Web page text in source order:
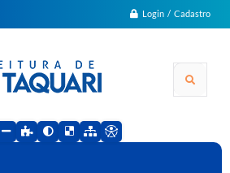
Login / Cadastro